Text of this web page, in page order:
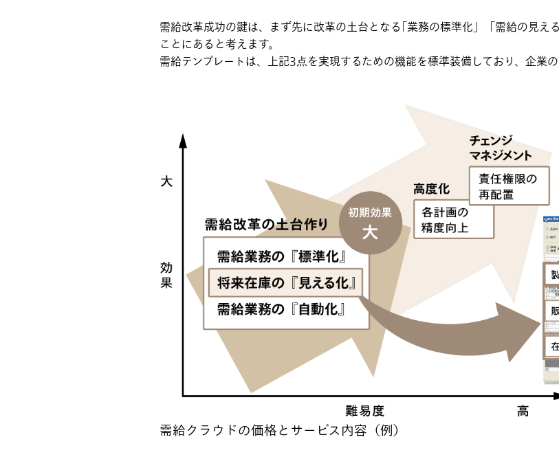
需給改革成功の鍵は、まず先に改革の土台となる｢業務の標準化」「需給の見え
ことにあると考えます。
需給テンプレートは、上記3点を実現するための機能を標準装備しており、企業
需給クラウドの価格とサービス内容（例）